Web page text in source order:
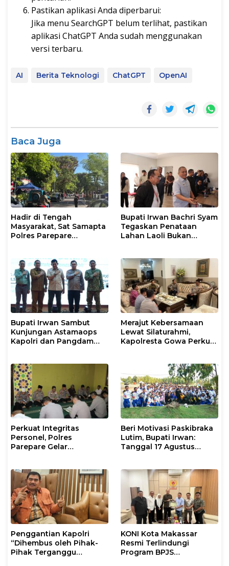
Pastikan aplikasi Anda diperbarui:
Jika menu SearchGPT belum terlihat, pastikan
aplikasi ChatGPT Anda sudah menggunakan
versi terbaru.
AI Berita Teknologi ChatGPT OpenAI
Baca Juga
Hadir di Tengah
Masyarakat, Sat Samapta
Polres Parepare
Bupati Irwan Bachri Syam
Tegaskan Penataan
Lahan Laoli Bukan
Bupati Irwan Sambut
Kunjungan Astamaops
Kapolri dan Pangdam
Merajut Kebersamaan
Lewat Silaturahmi,
Kapolresta Gowa Perkuat
Perkuat Integritas
Personel, Polres
Parepare Gelar
Beri Motivasi Paskibraka
Lutim, Bupati Irwan:
Tanggal 17 Agustus
Penggantian Kapolri
“Dihembus oleh Pihak-
Pihak Terganggu
KONI Kota Makassar
Resmi Terlindungi
Program BPJS